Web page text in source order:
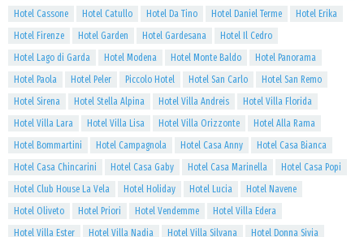
Hotel Cassone
Hotel Catullo Hotel Da Tino Hotel Daniel Terme
Hotel Erika
Hotel Firenze
Hotel Garden Hotel Gardesana
Hotel Il Cedro
Hotel Lago di Garda
Hotel Modena Hotel Monte Baldo
Hotel Panorama
Hotel Paola
Hotel Peler Piccolo Hotel Hotel San Carlo
Hotel San Remo
Hotel Sirena
Hotel Stella Alpina Hotel Villa Andreis
Hotel Villa Florida
Hotel Villa Lara
Hotel Villa Lisa Hotel Villa Orizzonte
Hotel Alla Rama
Hotel Bommartini
Hotel Campagnola Hotel Casa Anny
Hotel Casa Bianca
Hotel Casa Chincarini
Hotel Casa Gaby Hotel Casa Marinella
Hotel Casa Popi
Hotel Club House La Vela
Hotel Holiday Hotel Lucia
Hotel Navene
Hotel Oliveto
Hotel Priori Hotel Vendemme
Hotel Villa Edera
Hotel Villa Ester
Hotel Villa Nadia Hotel Villa Silvana Hotel Donna Sivia